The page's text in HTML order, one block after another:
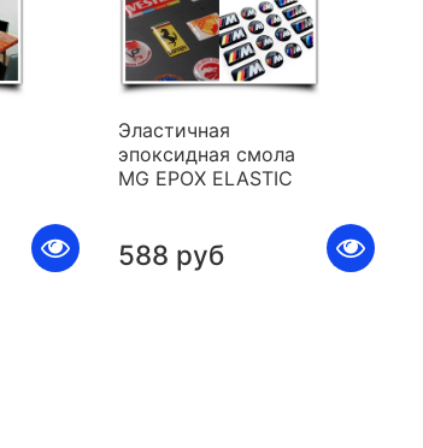
Эластичная
эпоксидная смола
MG EPOX ELASTIC
588 руб